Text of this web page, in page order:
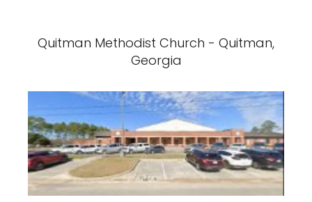
Quitman Methodist Church - Quitman,
Georgia